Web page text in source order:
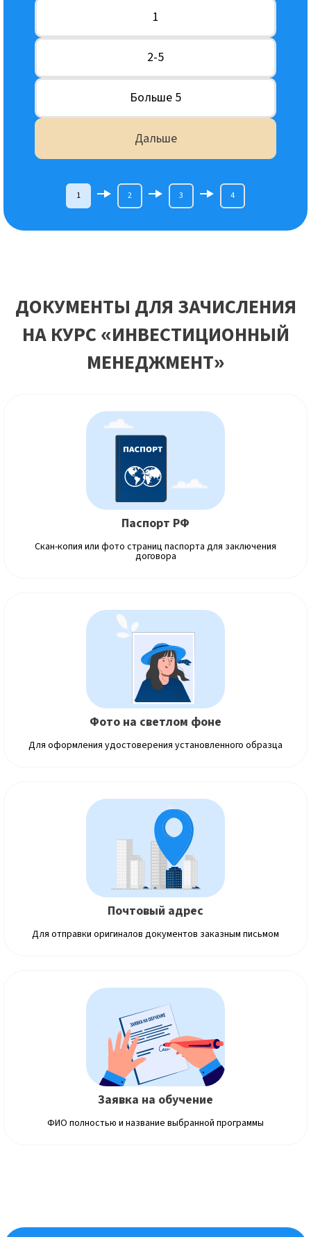
1
2-5
Больше 5
Дальше
1 2 3 4
ДОКУМЕНТЫ ДЛЯ ЗАЧИСЛЕНИЯ
НА КУРС «ИНВЕСТИЦИОННЫЙ
МЕНЕДЖМЕНТ»
Паспорт РФ
Скан-копия или фото страниц паспорта для заключения
договора
Фото на светлом фоне
Для оформления удостоверения установленного образца
Почтовый адрес
Для отправки оригиналов документов заказным письмом
Заявка на обучение
ФИО полностью и название выбранной программы